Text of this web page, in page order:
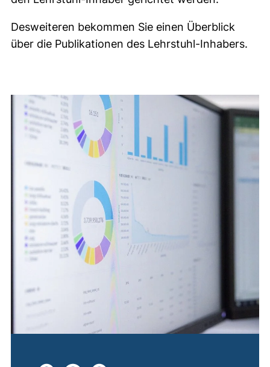
Desweiteren bekommen Sie einen Überblick
über die Publikationen des Lehrstuhl-Inhabers.